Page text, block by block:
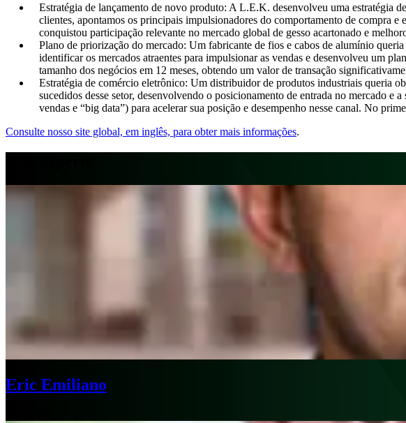
Estratégia de lançamento de novo produto: A L.E.K. desenvolveu uma estratégia
clientes, apontamos os principais impulsionadores do comportamento de compra
conquistou participação relevante no mercado global de gesso acartonado e
Plano de priorização do mercado: Um fabricante de fios e cabos de alumínio
identificar os mercados atraentes para impulsionar as vendas e desenvolveu um
tamanho dos negócios em 12 meses, obtendo um valor de transação
Estratégia de comércio eletrônico: Um distribuidor de produtos industriais queria
sucedidos desse setor, desenvolvendo o posicionamento de entrada no mercado
vendas e “big data”) para acelerar sua posição e desempenho nesse canal. No
Consulte nosso site global, em inglês, para obter mais informações.
Eric Emiliano